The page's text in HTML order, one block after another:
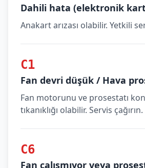
Dahili hata (elektronik
Anakart arızası olabilir. Yetkili
C1
Fan devri düşük / Hava
Fan motorunu ve prosestatı
tıkanıklığı olabilir. Servis çağırın.
C6
Fan çalışmıyor veya